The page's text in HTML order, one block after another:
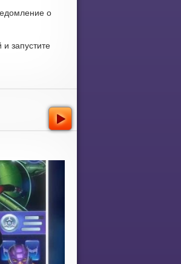
о
запустите